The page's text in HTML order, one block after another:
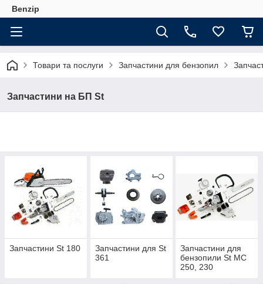
Benzip
Товари та послуги Запчастини для бензопил
Запчастини на БП St
Запчастини St 180
Запчастини для St
361
Запчастини для
бензопили St МС
250, 230